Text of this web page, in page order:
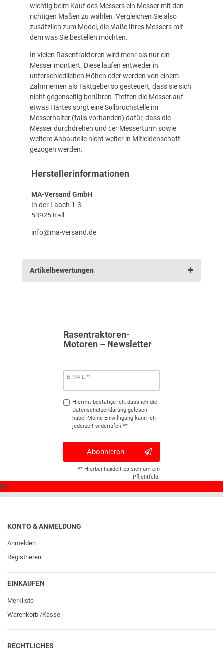
wichtig beim Kauf des Messers ein Messer mit den
richtigen Maßen zu wählen. Vergleichen Sie also
zusätzlich zum Model, die Maße Ihres Messers mit
dem was Sie bestellen möchten.
In vielen Rasentraktoren wird mehr als nur ein
Messer montiert. Diese laufen entweder in
unterschiedlichen Höhen oder werden von einem
Zahnriemen als Taktgeber so gesteuert, dass sie sich
nicht gegenseitig berühren. Treffen die Messer auf
etwas Hartes sorgt eine Sollbruchstelle im
Messerhalter (falls vorhanden) dafür, dass die
Messer durchdrehen und der Messerturm sowie
weitere Anbauteile nicht weiter in Mitleidenschaft
gezogen werden.
Herstellerinformationen
MA-Versand GmbH
In der Laach 1-3
53925 Kall
info@ma-versand.de
Artikelbewertungen
Rasentraktoren-
Motoren – Newsletter
E-MAIL **
Hiermit bestätige ich, dass ich die
Daten­schutz­erklärunggelesen
habe. Meine Einwilligung kann ich
jederzeit widerrufen.**
Abonnieren
** Hierbei handelt es sich um ein
Pflichtfeld.
KONTO & ANMELDUNG
Anmelden
Registrieren
EINKAUFEN
Merkliste
Warenkorb /Kasse
RECHTLICHES